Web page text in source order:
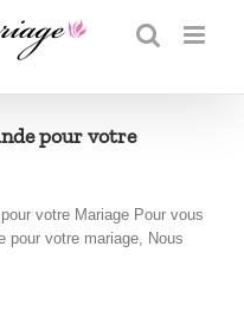
pour votre
votre Mariage Pour vous
pour votre mariage, Nous